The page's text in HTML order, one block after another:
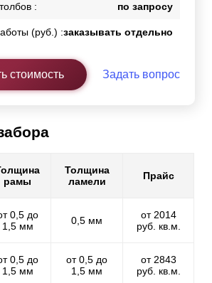
: по запросу
(руб.) :заказывать отдельно
стоимость Задать вопрос
рамы
Толщина
ламели
Прайс
0,5 до
1,5 мм
0,5 мм
от 2014
руб. кв.м.
0,5 до
1,5 мм
от 0,5 до
1,5 мм
от 2843
руб. кв.м.